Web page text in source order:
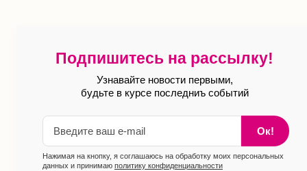
Подпишитесь на рассылку!
Узнавайте новости первыми,
будьте в курсе последниъ событий
Ок!
Нажимая на кнопку, я соглашаюсь на обработку моих персональных
данных и принимаю политику конфиденциальности